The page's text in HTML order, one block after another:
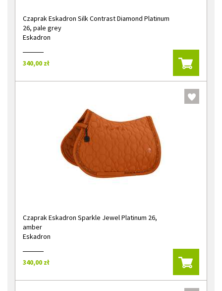
Czaprak Eskadron Silk Contrast Diamond Platinum
26, pale grey
Eskadron
340,00 zł
Czaprak Eskadron Sparkle Jewel Platinum 26,
amber
Eskadron
340,00 zł